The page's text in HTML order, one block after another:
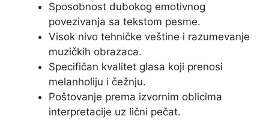
Sposobnost dubokog emotivnog
povezivanja sa tekstom pesme.
Visok nivo tehničke veštine i razumevanje
muzičkih obrazaca.
Specifičan kvalitet glasa koji prenosi
melanholiju i čežnju.
Poštovanje prema izvornim oblicima
interpretacije uz lični pečat.